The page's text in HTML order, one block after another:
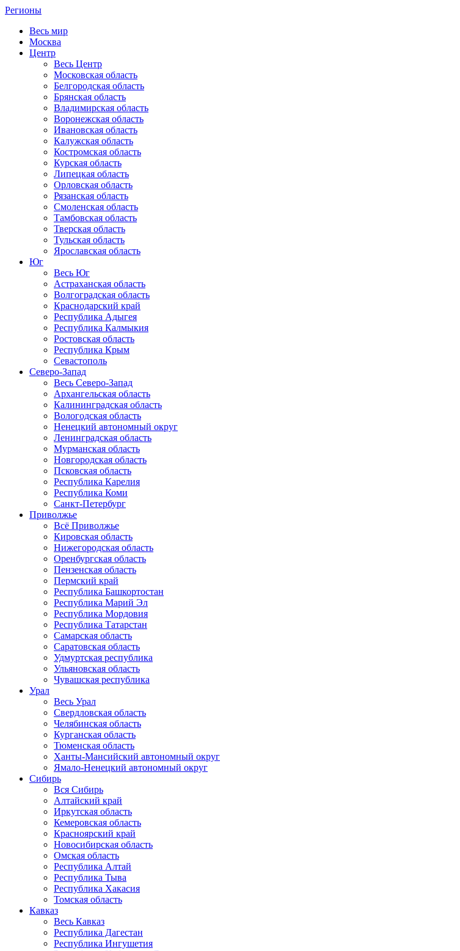
Регионы
Весь мир
Москва
Центр
Весь Центр
Московская область
Белгородская область
Брянская область
Владимирская область
Воронежская область
Ивановская область
Калужская область
Костромская область
Курская область
Липецкая область
Орловская область
Рязанская область
Смоленская область
Тамбовская область
Тверская область
Тульская область
Ярославская область
Юг
Весь Юг
Астраханская область
Волгоградская область
Краснодарский край
Республика Адыгея
Республика Калмыкия
Ростовская область
Республика Крым
Севастополь
Северо-Запад
Весь Северо-Запад
Архангельская область
Калининградская область
Вологодская область
Ненецкий автономный округ
Ленинградская область
Мурманская область
Новгородская область
Псковская область
Республика Карелия
Республика Коми
Санкт-Петербург
Приволжье
Всё Приволжье
Кировская область
Нижегородская область
Оренбургская область
Пензенская область
Пермский край
Республика Башкортостан
Республика Марий Эл
Республика Мордовия
Республика Татарстан
Самарская область
Саратовская область
Удмуртская республика
Ульяновская область
Чувашская республика
Урал
Весь Урал
Свердловская область
Челябинская область
Курганская область
Тюменская область
Ханты-Мансийский автономный округ
Ямало-Ненецкий автономный округ
Сибирь
Вся Сибирь
Алтайский край
Иркутская область
Кемеровская область
Красноярский край
Новосибирская область
Омская область
Республика Алтай
Республика Тыва
Республика Хакасия
Томская область
Кавказ
Весь Кавказ
Республика Дагестан
Республика Ингушетия